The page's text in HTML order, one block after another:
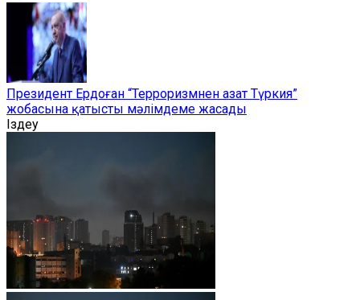
Президент Ердоған “Терроризмнен азат Түркия”
жобасына қатысты мәлімдеме жасады
Іздеу